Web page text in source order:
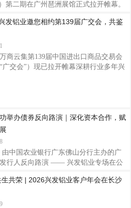
AA+优质信用评级、持续向好的发展态
、优化债务结构，为聚焦主业、深化
第二期在广州琶洲展馆正式拉开帷幕。
，持续深化国际市场布局，共拓全球市
会现场，兴发铝业展位客商络绎不绝、
，来自世界各地的采购商与合作伙伴纷
深入咨询产品性能与应用方案，围绕技
场合作等展开高效对接，充分展现全球市
发铝业邀您相约第139届广交会，共鉴
商云集第139届中国进出口商品交易会
“广交会”）现已拉开帷幕深耕行业多年兴
升品牌国际影响力，以开放姿态链接全
能·提质增效年产能超100万吨，配备百
线拥有国家企业技术中心与国家认可实
造保障高效生产与稳定品质品质为基·
ISO9001等多项权威体系认证拥
举办债券反向路演｜深化资本合作，赋
由中国农业银行广东佛山分行主办的广
行人反向路演 —— 兴发铝业专场在公
投融部、农银理财、农银汇理、昆仑银
、广州银行、东莞农商行等多家金融投
席活动。与会嘉宾首先参观兴发铝业展
共荣 | 2026兴发铝业客户年会在长沙